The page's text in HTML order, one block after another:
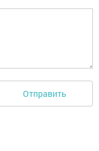
Отправить